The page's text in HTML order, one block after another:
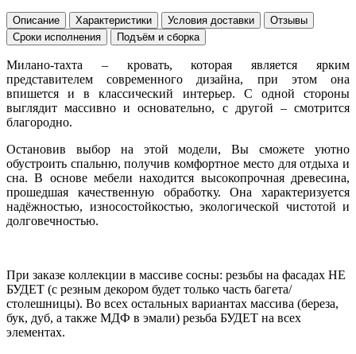
Описание Характеристики Условия доставки
Отзывы
Сроки исполнения
Подъём и сборка
Милано-тахта – кровать, которая является ярким
представителем современного дизайна, при этом она
впишется и в классический интерьер. С одной стороны
выглядит массивно и основательно, с другой – смотрится
благородно.
Остановив выбор на этой модели, Вы сможете уютно
обустроить спальню, получив комфортное место для отдыха и
сна. В основе мебели находится высокопрочная древесина,
прошедшая качественную обработку. Она характеризуется
надёжностью, износостойкостью, экологической чистотой и
долговечностью.
При заказе коллекции в массиве сосны: резьбы на фасадах НЕ
БУДЕТ (с резным декором будет только часть багета/
столешницы). Во всех остальных вариантах массива (береза,
бук, дуб, а также МДФ в эмали) резьба БУДЕТ на всех
элементах.